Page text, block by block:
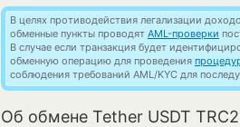
В целях противодействия легализации
обменные пункты проводят AML-проверки
В случае если транзакция будет
обменную операцию для проведения
соблюдения требований AML/KYC для
Об обмене Tether USDT